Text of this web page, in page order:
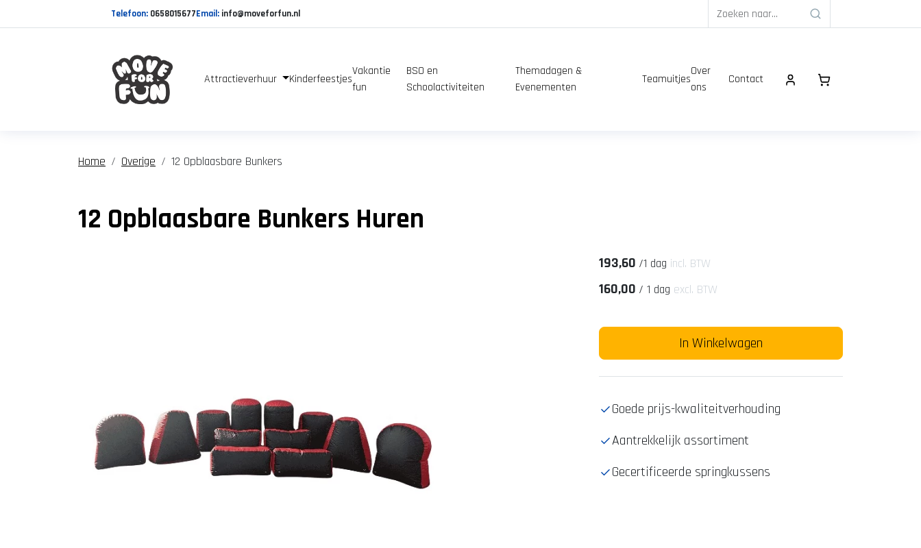
Telefoon: 0658015677Email: info@moveforfun.nl
Attractieverhuur Kinderfeestjes
Vakantie
fun
BSO en
Schoolactiviteiten
Themadagen &
Evenementen
Teamuitjes
Over
ons
Contact
Home Overige 12 Opblaasbare Bunkers
12 Opblaasbare Bunkers Huren
193,60 /1 dag incl. BTW
160,00 / 1 dag excl. BTW
In Winkelwagen
Goede prijs-kwaliteitverhouding
Aantrekkelijk assortiment
Gecertificeerde springkussens